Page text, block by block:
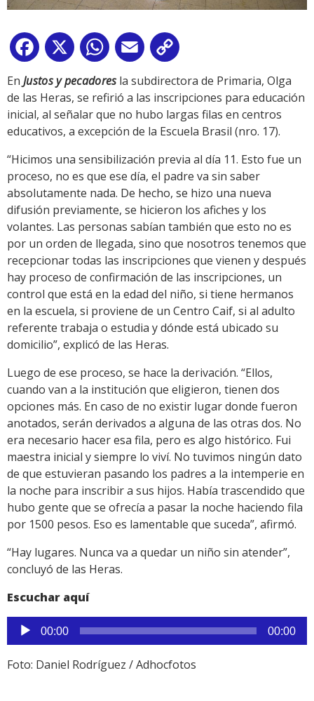
Facebook
X WhatsApp
Email
Link
En Justos y pecadoresla subdirectora de Primaria, Olga
de las Heras, se refirió a las inscripciones para educación
inicial, al señalar que no hubo largas filas en centros
educativos, a excepción de la Escuela Brasil (nro. 17).
“Hicimos una sensibilización previa al día 11. Esto fue un
proceso, no es que ese día, el padre va sin saber
absolutamente nada. De hecho, se hizo una nueva
difusión previamente, se hicieron los afiches y los
volantes. Las personas sabían también que esto no es
por un orden de llegada, sino que nosotros tenemos que
recepcionar todas las inscripciones que vienen y después
hay proceso de confirmación de las inscripciones, un
control que está en la edad del niño, si tiene hermanos
en la escuela, si proviene de un Centro Caif, si al adulto
referente trabaja o estudia y dónde está ubicado su
domicilio”, explicó de las Heras.
Luego de ese proceso, se hace la derivación. “Ellos,
cuando van a la institución que eligieron, tienen dos
opciones más. En caso de no existir lugar donde fueron
anotados, serán derivados a alguna de las otras dos. No
era necesario hacer esa fila, pero es algo histórico. Fui
maestra inicial y siempre lo viví. No tuvimos ningún dato
de que estuvieran pasando los padres a la intemperie en
la noche para inscribir a sus hijos. Había trascendido que
hubo gente que se ofrecía a pasar la noche haciendo fila
por 1500 pesos. Eso es lamentable que suceda”, afirmó.
“Hay lugares. Nunca va a quedar un niño sin atender”,
concluyó de las Heras.
Escuchar aquí
Reproductor
de
audio
00:00 00:00
Foto: Daniel Rodríguez / Adhocfotos